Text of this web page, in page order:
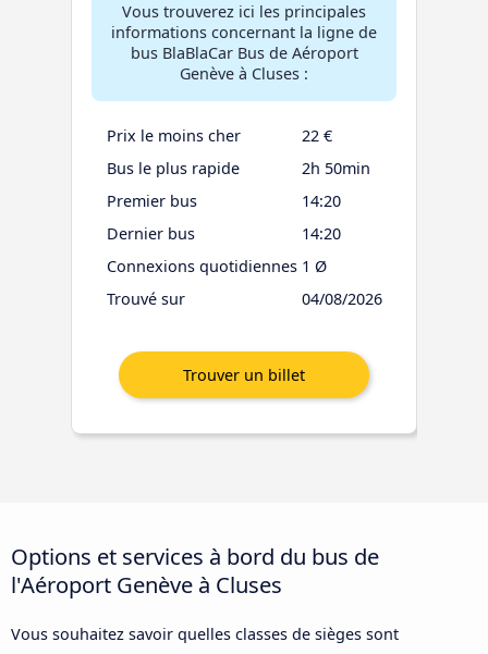
Vous trouverez ici les principales
informations concernant la ligne de
bus BlaBlaCar Bus de Aéroport
Genève à Cluses :
Prix le moins cher
22 €
Bus le plus rapide
2h 50min
Premier bus
14:20
Dernier bus
14:20
Connexions quotidiennes 1 Ø
Trouvé sur
04/08/2026
Options et services à bord du bus de
l'Aéroport Genève à Cluses
Vous souhaitez savoir quelles classes de sièges sont